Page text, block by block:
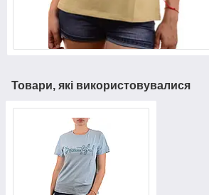
Товари, які використовувалися